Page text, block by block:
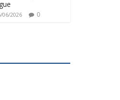
06/2026 0